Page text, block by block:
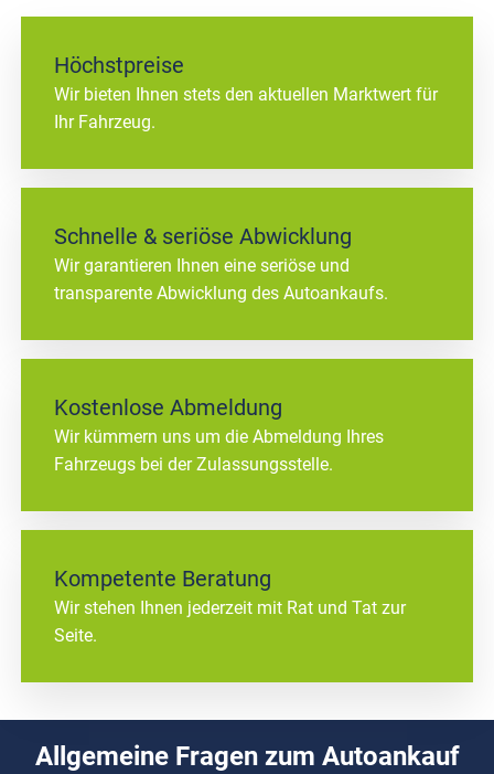
Höchstpreise
Wir bieten Ihnen stets den aktuellen Marktwert für
Ihr Fahrzeug.
Schnelle & seriöse Abwicklung
Wir garantieren Ihnen eine seriöse und
transparente Abwicklung des Autoankaufs.
Kostenlose Abmeldung
Wir kümmern uns um die Abmeldung Ihres
Fahrzeugs bei der Zulassungsstelle.
Kompetente Beratung
Wir stehen Ihnen jederzeit mit Rat und Tat zur
Seite.
Allgemeine Fragen zum Autoankauf